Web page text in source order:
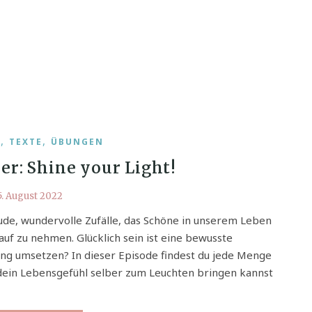
, TEXTE , ÜBUNGEN
Shine your Light!
August 2022
wundervolle Zufälle, das Schöne in unserem Leben
zu nehmen. Glücklich sein ist eine bewusste
umsetzen? In dieser Episode findest du jede Menge
Lebensgefühl selber zum Leuchten bringen kannst